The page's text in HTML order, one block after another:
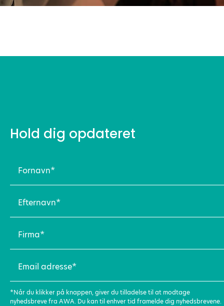
Hold dig opdateret
(Påkrævet)
(Påkrævet)
(Påkrævet)
adresse
(Påkrævet)
*Når du klikker på knappen, giver du tilladelse til at modtage
nyhedsbreve fra AWA. Du kan til enhver tid framelde dig nyhedsbrevene.